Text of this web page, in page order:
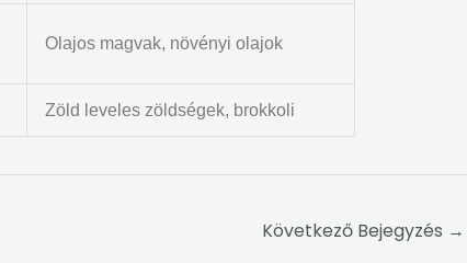
Olajos magvak, növényi olajok
Zöld leveles zöldségek, brokkoli
Következő Bejegyzés →